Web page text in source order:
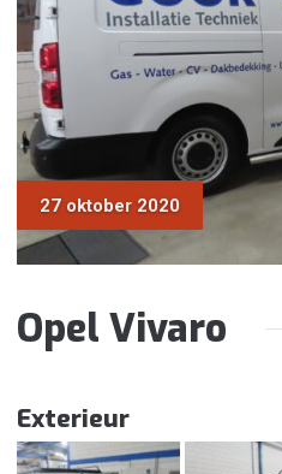
27 oktober 2020
Opel Vivaro
Exterieur